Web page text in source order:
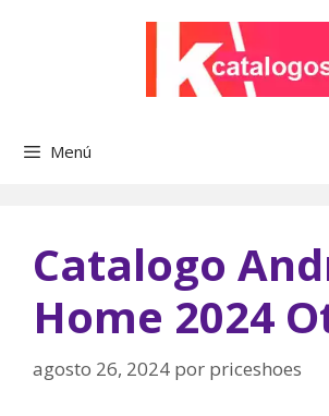
Menú
Catalogo
Home 2024
agosto 26, 2024 por priceshoes